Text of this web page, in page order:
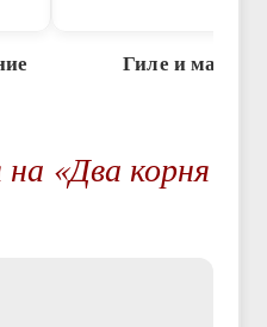
Гиле и малус
«Два корня